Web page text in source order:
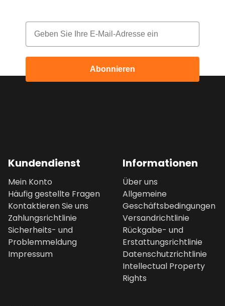
Email
Abonnieren
Kundendienst
Mein Konto
Häufig gestellte Fragen
Kontaktieren Sie uns
Zahlungsrichtlinie
Sicherheits- und
Problemmeldung
Impressum
Informationen
Über uns
Allgemeine
Geschäftsbedingungen
Versandrichtlinie
Rückgabe- und
Erstattungsrichtlinie
Datenschutzrichtlinie
Intellectual Property
Rights